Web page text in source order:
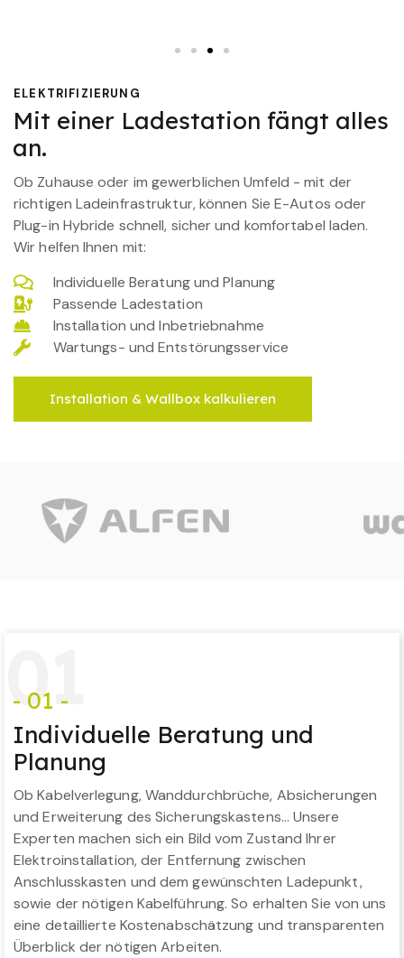
ELEKTRIFIZIERUNG
Mit einer Ladestation fängt alles
an.
Ob Zuhause oder im gewerblichen Umfeld - mit der
richtigen Ladeinfrastruktur, können Sie E-Autos oder
Plug-in Hybride schnell, sicher und komfortabel laden.
Wir helfen Ihnen mit:
Individuelle Beratung und Planung
Passende Ladestation
Installation und Inbetriebnahme
Wartungs- und Entstörungsservice
Installation & Wallbox kalkulieren
01
- 01 -
Individuelle Beratung und
Planung
Ob Kabelverlegung, Wanddurchbrüche, Absicherungen
und Erweiterung des Sicherungskastens… Unsere
Experten machen sich ein Bild vom Zustand Ihrer
Elektroinstallation, der Entfernung zwischen
Anschlusskasten und dem gewünschten Ladepunkt,
sowie der nötigen Kabelführung. So erhalten Sie von uns
eine detaillierte Kostenabschätzung und transparenten
Überblick der nötigen Arbeiten.